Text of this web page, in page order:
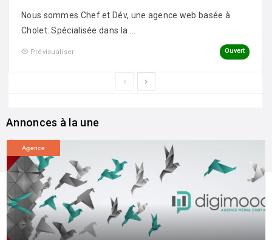
Nous sommes Chef et Dév, une agence web basée à
Cholet. Spécialisée dans la ...
Prévisualiser Ouvert
Annonces à la une
Agence